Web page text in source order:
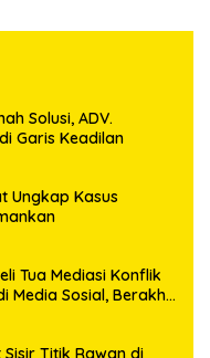
Solusi, ADV.
Garis Keadilan
Ungkap Kasus
Tua Mediasi Konflik
Media Sosial, Berakhir
Titik Rawan di